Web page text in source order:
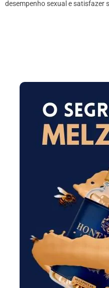
desempenho sexual e satisfazer